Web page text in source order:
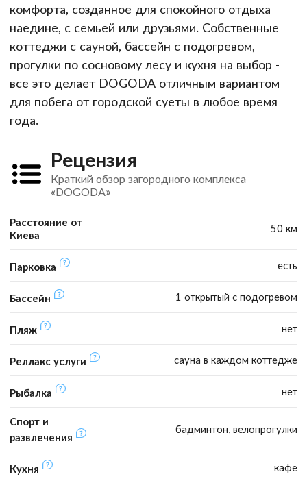
комфорта, созданное для спокойного отдыха
наедине, с семьей или друзьями. Собственные
коттеджи с сауной, бассейн с подогревом,
прогулки по сосновому лесу и кухня на выбор -
все это делает DOGODA отличным вариантом
для побега от городской суеты в любое время
года.
Рецензия
Краткий обзор загородного комплекса
«DOGODA»
Расстояние от
Киева
50 км
Парковка есть
Бассейн 1 открытый с подогревом
Пляж нет
Реллакс услуги сауна в каждом коттедже
Рыбалка нет
Спорт и
развлечения
бадминтон, велопрогулки
Кухня кафе